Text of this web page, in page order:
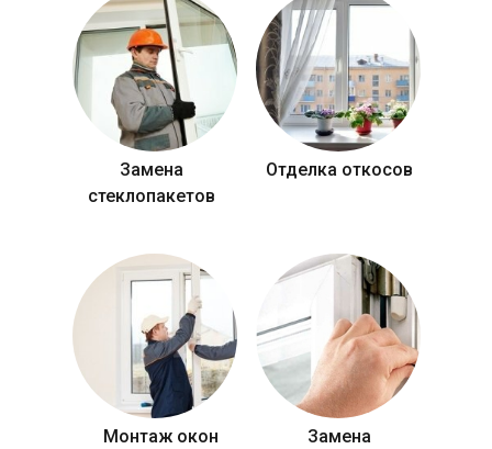
Замена
стеклопакетов
Отделка откосов
Монтаж окон
Замена